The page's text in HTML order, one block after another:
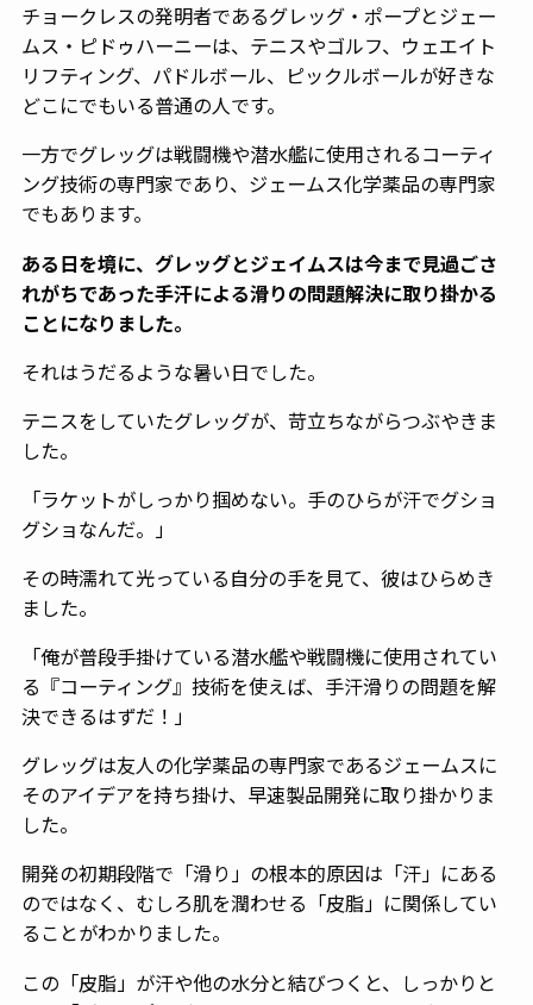
チョークレスの発明者であるグレッグ・ポープとジェー
ムス・ピドゥハーニーは、テニスやゴルフ、ウェエイト
リフティング、パドルボール、ピックルボールが好きな
どこにでもいる普通の人です。
一方でグレッグは戦闘機や潜水艦に使用されるコーティ
ング技術の専門家であり、ジェームス化学薬品の専門家
でもあります。
ある日を境に、グレッグとジェイムスは今まで見過ごさ
れがちであった手汗による滑りの問題解決に取り掛かる
ことになりました。
それはうだるような暑い日でした。
テニスをしていたグレッグが、苛立ちながらつぶやきま
した。
「ラケットがしっかり掴めない。手のひらが汗でグショ
グショなんだ。」
その時濡れて光っている自分の手を見て、彼はひらめき
ました。
「俺が普段手掛けている潜水艦や戦闘機に使用されてい
る『コーティング』技術を使えば、手汗滑りの問題を解
決できるはずだ！」
グレッグは友人の化学薬品の専門家であるジェームスに
そのアイデアを持ち掛け、早速製品開発に取り掛かりま
した。
開発の初期段階で「滑り」の根本的原因は「汗」にある
のではなく、むしろ肌を潤わせる「皮脂」に関係してい
ることがわかりました。
この「皮脂」が汗や他の水分と結びつくと、しっかりと